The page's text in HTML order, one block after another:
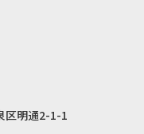
区明通2-1-1